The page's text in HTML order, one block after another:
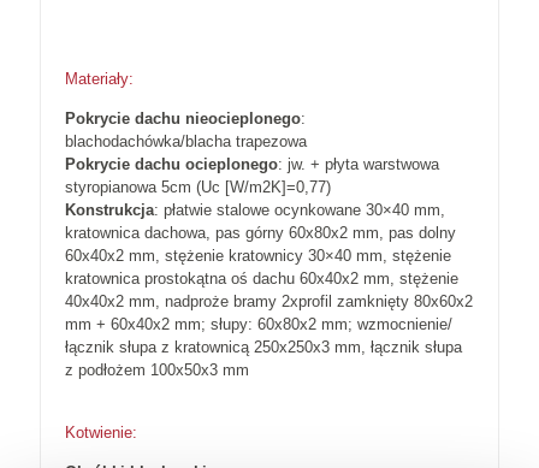
Materiały:
Pokrycie dachu nieocieplonego:
blachodachówka/blacha trapezowa
Pokrycie dachu ocieplonego: jw. + płyta warstwowa
styropianowa 5cm (Uc [W/m2K]=0,77)
Konstrukcja: płatwie stalowe ocynkowane 30×40 mm,
kratownica dachowa, pas górny 60x80x2 mm, pas dolny
60x40x2 mm, stężenie kratownicy 30×40 mm, stężenie
kratownica prostokątna oś dachu 60x40x2 mm, stężenie
40x40x2 mm, nadproże bramy 2xprofil zamknięty 80x60x2
mm + 60x40x2 mm; słupy: 60x80x2 mm; wzmocnienie/
łącznik słupa z kratownicą 250x250x3 mm, łącznik słupa
z podłożem 100x50x3 mm
Kotwienie: